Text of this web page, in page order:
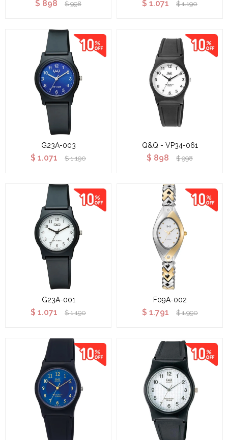
$ 898 $ 998 $ 1.071 $ 1.190
G23A-003
$ 1.071 $ 1.190
Q&Q - VP34-061
$ 898 $ 998
G23A-001
$ 1.071 $ 1.190
F09A-002
$ 1.791 $ 1.990